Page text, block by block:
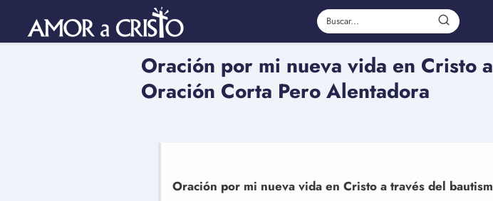
Oración por mi nueva vida en Cristo
Oración Corta Pero Alentadora
Oración por mi nueva vida en Cristo a través del